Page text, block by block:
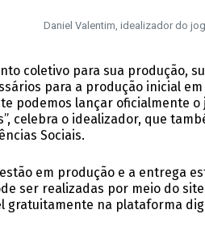
Daniel Valentim, idealizador do
coletivo para sua produção,
para a produção inicial
podemos lançar oficialmente o
celebra o idealizador, que
Sociais.
em produção e a entrega
ser realizadas por meio do
gratuitamente na plataforma